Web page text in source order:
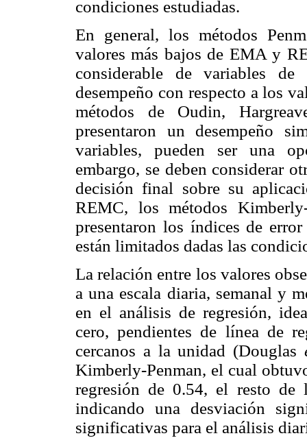
condiciones estudiadas.
En general, los métodos
valores más bajos de EMA y
considerable de variables
desempeño con respecto a los
métodos de Oudin,
presentaron un desempeño
variables, pueden ser una
embargo, se deben considerar
decisión final sobre su
REMC, los métodos
presentaron los índices de
están limitados dadas las
La relación entre los valores
a una escala diaria, semanal y
en el análisis de regresión,
cero, pendientes de línea de
cercanos a la unidad (Douglas
Kimberly-Penman, el cual
regresión de 0.54, el resto de
indicando una desviación
significativas para el análisis